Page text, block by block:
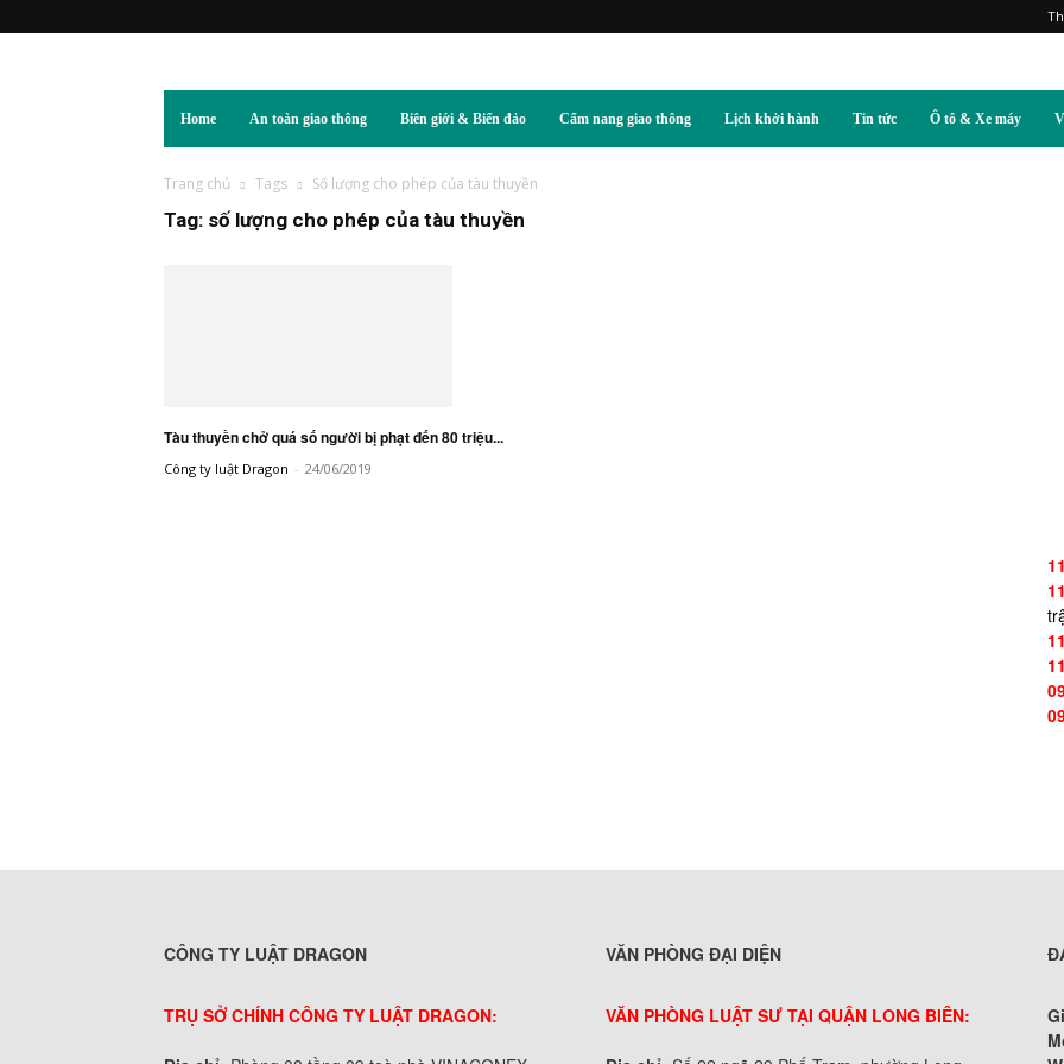
Home An toàn giao thông Biên giới & Biển đảo Cẩm nang giao thông Lịch khởi hành Tin tức Ô tô & Xe máy
Trang chủ Tags Số lượng cho phép của tàu thuyền
Tag: số lượng cho phép của tàu thuyền
Tàu thuyền chở quá số người bị phạt đến 80 triệu...
Công ty luật Dragon - 24/06/2019
CÔNG TY LUẬT DRAGON
TRỤ SỞ CHÍNH CÔNG TY LUẬT DRAGON:
VĂN PHÒNG ĐẠI DIỆN
VĂN PHÒNG LUẬT SƯ TẠI QUẬN LONG BIÊN: